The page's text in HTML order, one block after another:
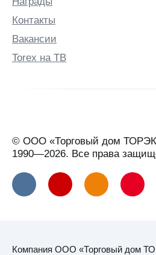
Контакты
Вакансии
Torex на ТВ
© ООО «Торговый дом
1990—2026. Все права
Компания ООО «Торговый дом